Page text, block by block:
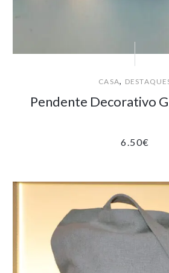
CASA,
Pendente Decorativo
6.50€